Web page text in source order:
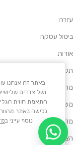
עזרה
ביטול עסקה
אודות
תקנון אתר M13
מדיניות החזרות
משלוחים ותשלומים
מדיניות פרטיות
הצהרת נגישות
באתר זה אנחנו
ושל צדדים
התאמת חווית
גלישה באתר
נוסף עייני ב